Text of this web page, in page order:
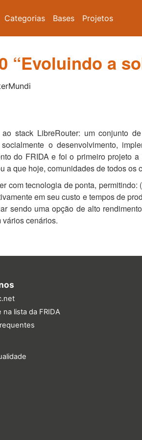
Categorias Bases Projetos
“Evoluindo a
stack LibreRouter: um conjunto
o desenvolvimento,
do FRIDA e foi o primeiro projeto
a que hoje, comunidades de todos os
com tecnologia de ponta,
em seu custo e tempos de
sendo uma opção de alto
cenários.
lista da FRIDA